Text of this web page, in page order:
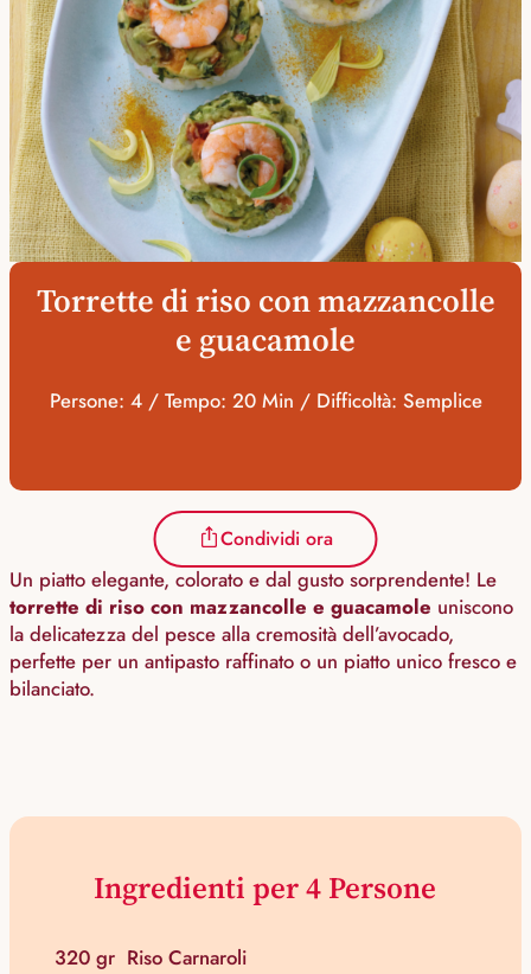
Torrette di riso con mazzancolle
e guacamole
Persone: 4 / Tempo: 20 Min / Difficoltà: Semplice
Condividi ora
Un piatto elegante, colorato e dal gusto sorprendente! Le
torrette di riso con mazzancolle e guacamole uniscono
la delicatezza del pesce alla cremosità dell’avocado,
perfette per un antipasto raffinato o un piatto unico fresco e
bilanciato.
Ingredienti per 4 Persone
320 gr Riso Carnaroli